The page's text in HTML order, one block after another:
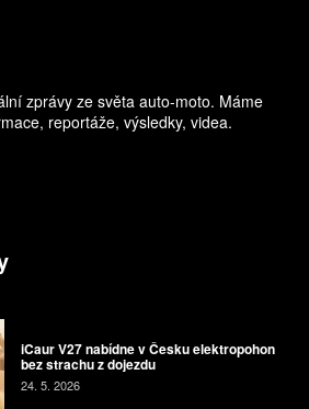
zprávy ze světa auto-moto. Máme
reportáže, výsledky, videa.
iCaur V27 nabídne v Česku elektropohon
bez strachu z dojezdu
24. 5. 2026